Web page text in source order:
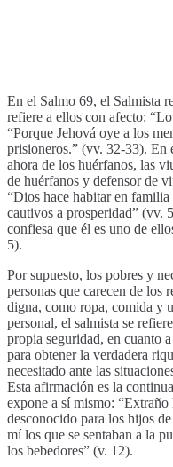
En el Salmo 69, el Salmista
refiere a ellos con afecto:
“Porque Jehová oye a los
prisioneros.” (vv. 32-33). En
ahora de los huérfanos, las
de huérfanos y defensor de
“Dios hace habitar en familia
cautivos a prosperidad” (vv.
confiesa que él es uno de
5).
Por supuesto, los pobres y
personas que carecen de los
digna, como ropa, comida y
personal, el salmista se
propia seguridad, en cuanto
para obtener la verdadera
necesitado ante las
Esta afirmación es la
expone a sí mismo:
desconocido para los hijos
mí los que se sentaban a la
los bebedores” (v. 12).